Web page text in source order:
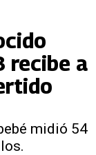
recibe a
midió 54